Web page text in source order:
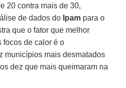
20 contra mais de 30,
de dados do Ipam para o
que o fator que melhor
focos de calor é o
municípios mais desmatados
dez que mais queimaram na